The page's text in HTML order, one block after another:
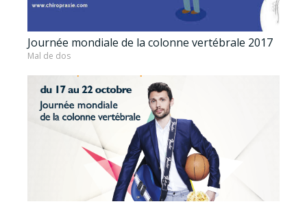
Journée mondiale de la colonne vertébrale 2017
Mal de dos